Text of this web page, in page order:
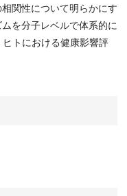
関性について明らかにす
を分子レベルで体系的に
トにおける健康影響評